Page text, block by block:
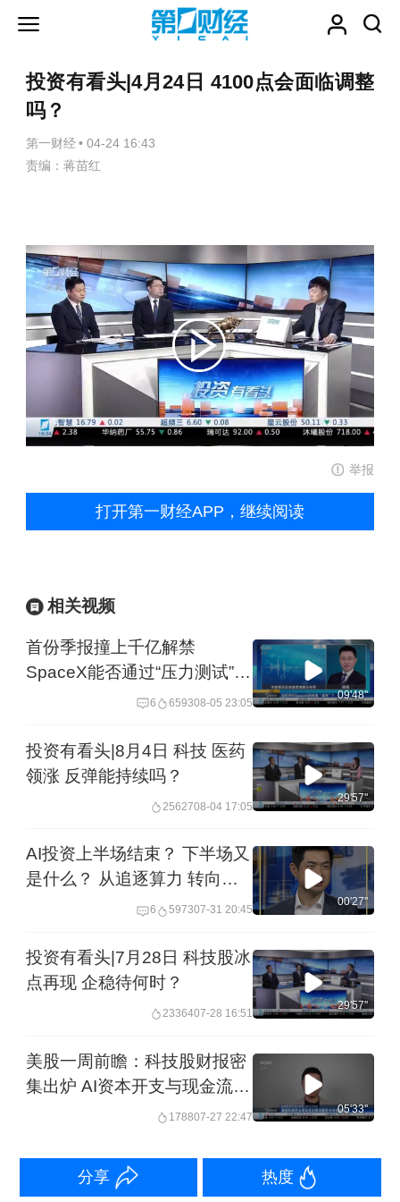
投资有看头|4月24日 4100点会面临调整
吗？
第一财经 • 04-24 16:43
责编：蒋苗红
举报
打开第一财经APP，继续阅读
相关视频
首份季报撞上千亿解禁
SpaceX能否通过“压力测试”？
6 659308-05 23:05
09'48''
投资有看头|8月4日 科技 医药
领涨 反弹能持续吗？
2562708-04 17:05
29'57''
AI投资上半场结束？ 下半场又
是什么？ 从追逐算力 转向提
6 597307-31 20:45
00'27''
投资有看头|7月28日 科技股冰
点再现 企稳待何时？
2336407-28 16:51
29'57''
美股一周前瞻：科技股财报密
集出炉 AI资本开支与现金流前
178807-27 22:47
05'33''
分享 热度